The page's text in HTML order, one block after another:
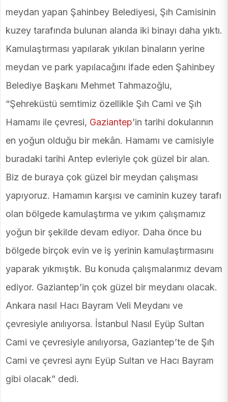
meydan yapan Şahinbey Belediyesi, Şıh Camisinin
kuzey tarafında bulunan alanda iki binayı daha yıktı.
Kamulaştırması yapılarak yıkılan binaların yerine
meydan ve park yapılacağını ifade eden Şahinbey
Belediye Başkanı Mehmet Tahmazoğlu,
“Şehreküstü semtimiz özellikle Şıh Cami ve Şıh
Hamamı ile çevresi, Gaziantep’in tarihi dokularının
en yoğun olduğu bir mekân. Hamamı ve camisiyle
buradaki tarihi Antep evleriyle çok güzel bir alan.
Biz de buraya çok güzel bir meydan çalışması
yapıyoruz. Hamamın karşısı ve caminin kuzey tarafı
olan bölgede kamulaştırma ve yıkım çalışmamız
yoğun bir şekilde devam ediyor. Daha önce bu
bölgede birçok evin ve iş yerinin kamulaştırmasını
yaparak yıkmıştık. Bu konuda çalışmalarımız devam
ediyor. Gaziantep’in çok güzel bir meydanı olacak.
Ankara nasıl Hacı Bayram Veli Meydanı ve
çevresiyle anılıyorsa. İstanbul Nasıl Eyüp Sultan
Cami ve çevresiyle anılıyorsa, Gaziantep’te de Şıh
Cami ve çevresi aynı Eyüp Sultan ve Hacı Bayram
gibi olacak” dedi.